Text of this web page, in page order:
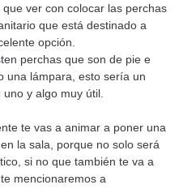
ver con colocar las perchas
que está destinado a
opción.
perchas que son de pie e
una lámpara, esto sería un
y algo muy útil.
te vas a animar a poner una
la sala, porque no solo será
si no que también te va a
mencionaremos a